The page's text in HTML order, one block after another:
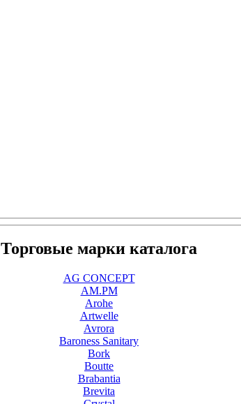
Торговые марки каталога
AG CONCEPT
AM.PM
Arohe
Artwelle
Avrora
Baroness Sanitary
Bork
Boutte
Brabantia
Brevita